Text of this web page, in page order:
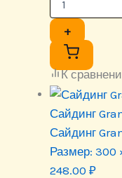
+
К
Сайдинг
Сайдинг
Размер: 300
248.00 ₽